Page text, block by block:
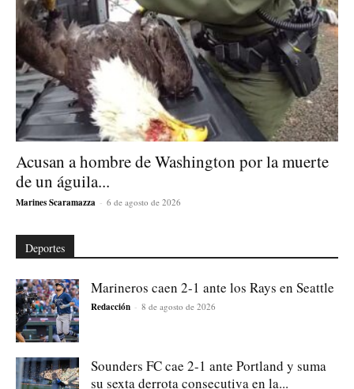
Acusan a hombre de Washington por la muerte
de un águila...
Marines Scaramazza - 6 de agosto de 2026
Deportes
Marineros caen 2-1 ante los Rays en Seattle
Redacción - 8 de agosto de 2026
Sounders FC cae 2-1 ante Portland y suma
su sexta derrota consecutiva en la...